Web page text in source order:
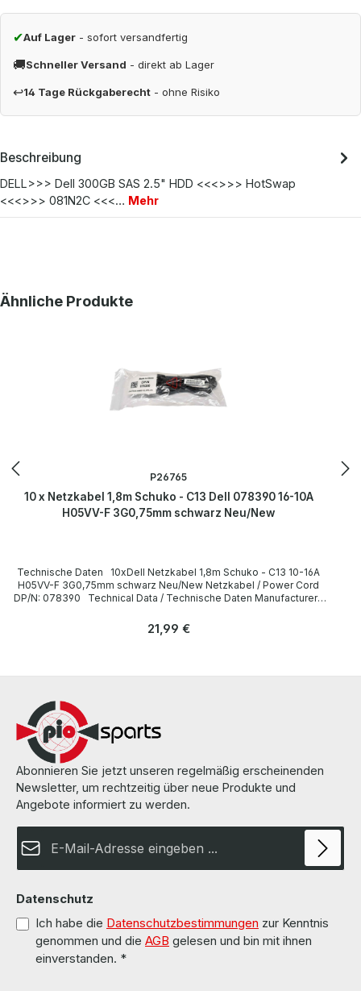
✔Auf Lager - sofort versandfertig
🚚Schneller Versand - direkt ab Lager
↩14 Tage Rückgaberecht - ohne Risiko
Beschreibung
DELL>>> Dell 300GB SAS 2.5" HDD <<<>>> HotSwap
<<<>>> 081N2C <<<… Mehr
Produktgalerie überspringen
Ähnliche Produkte
P26765
10 x Netzkabel 1,8m Schuko - C13 Dell 078390 16-10A
H05VV-F 3G0,75mm schwarz Neu/New
Technische Daten 10xDell Netzkabel 1,8m Schuko - C13 10-16A
H05VV-F 3G0,75mm schwarz Neu/New Netzkabel / Power Cord
DP/N: 078390 Technical Data / Technische Daten Manufacturer /
Color / Buchsenfarbe black / schwarz More information and details
Informationen und Details finden Sie auf den Seiten des
Regulärer Preis:
21,99 €
Abonnieren Sie jetzt unseren regelmäßig erscheinenden
Newsletter, um rechtzeitig über neue Produkte und
Angebote informiert zu werden.
Datenschutz
Ich habe die Datenschutzbestimmungen zur Kenntnis
genommen und die AGB gelesen und bin mit ihnen
einverstanden. *